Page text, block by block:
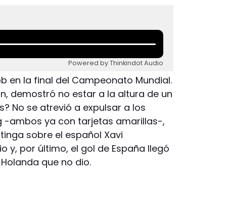
Powered by Thinkindot Audio
en la final del Campeonato Mundial.
demostró no estar a la altura de un
No se atrevió a expulsar a los
-ambos ya con tarjetas amarillas-,
sobre el español Xavi
y, por último, el gol de España llegó
que no dio.